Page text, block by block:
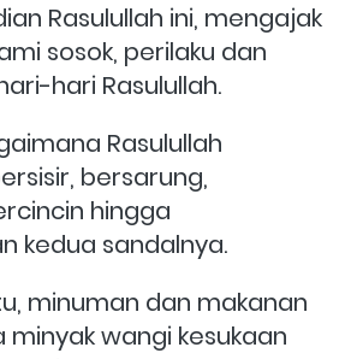
Rasulullah ini, mengajak
sosok, perilaku dan
hari Rasulullah.
Rasulullah
bersarung,
hingga
kedua sandalnya.
minuman dan makanan
wangi kesukaan